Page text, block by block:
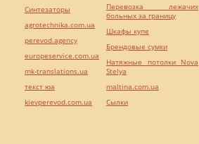
Синтезаторы
agrotechnika.com.ua
perevod.agency
europeservice.com.ua
mk-translations.ua
текст юа
kievperevod.com.ua
Перевозка лежачих
больных за границу
Шкафы купе
Брендовые сумки
Натяжные потолки Nova
Stelya
maltina.com.ua
Cылки